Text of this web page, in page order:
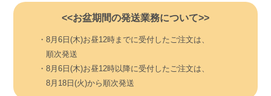
<<お盆期間の発送業務について>>
・8月6日(木)お昼12時までに受付したご注文は、
順次発送
・8月6日(木)お昼12時以降に受付したご注文は、
8月18日(火)から順次発送